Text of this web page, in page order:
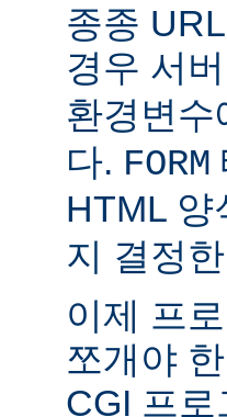
종종
경우 서
환경변
다. FORM
HTML
지 결정
이제 프
쪼개야
CGI 프